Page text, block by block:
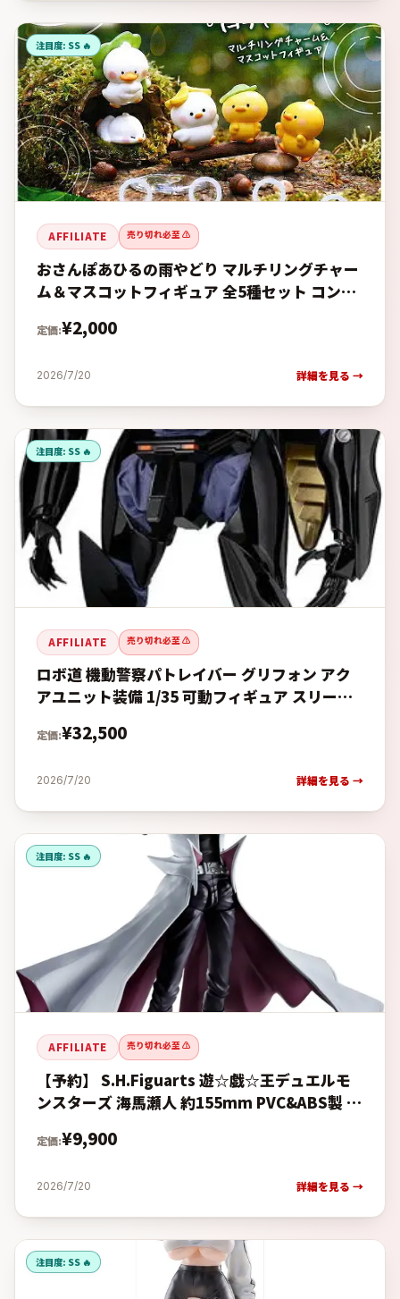
注目度: SS 🔥
AFFILIATE 売り切れ必至 ⚠️
おさんぽあひるの雨やどり マルチリングチャー
ム＆マスコットフィギュア 全5種セット コンプ
約・購入完全ガイド【楽
定価:¥2,000
2026/7/20 詳細を見る →
注目度: SS 🔥
AFFILIATE 売り切れ必至 ⚠️
ロボ道 機動警察パトレイバー グリフォン アク
アユニット装備 1/35 可動フィギュア スリー・
ド【楽天 vs A
定価:¥32,500
2026/7/20 詳細を見る →
注目度: SS 🔥
AFFILIATE 売り切れ必至 ⚠️
【予約】 S.H.Figuarts 遊☆戯☆王デュエルモ
ンスターズ 海馬瀬人 約155mm PVC&ABS製 塗
【楽天
定価:¥9,900
2026/7/20 詳細を見る →
注目度: SS 🔥